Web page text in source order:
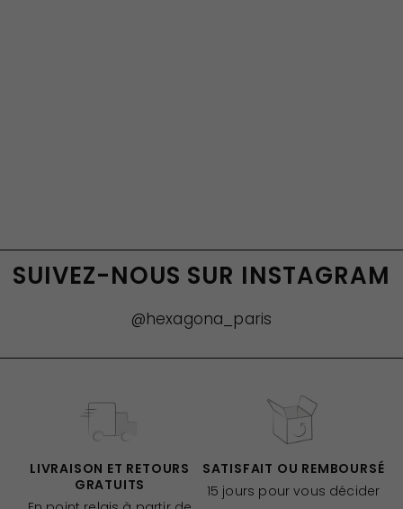
SUIVEZ-NOUS SUR INSTAGRAM
@hexagona_paris
LIVRAISON ET RETOURS
GRATUITS
SATISFAIT OU REMBOURSÉ
15 jours pour vous décider